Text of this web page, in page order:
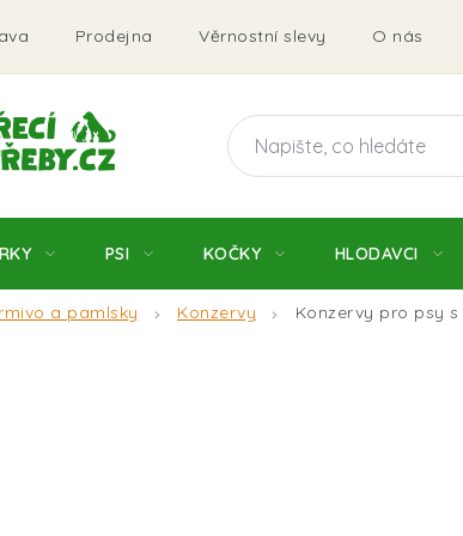
Prodejna Věrnostní slevy O nás
PSI KOČKY HLODAVCI
a pamlsky Konzervy Konzervy pro psy